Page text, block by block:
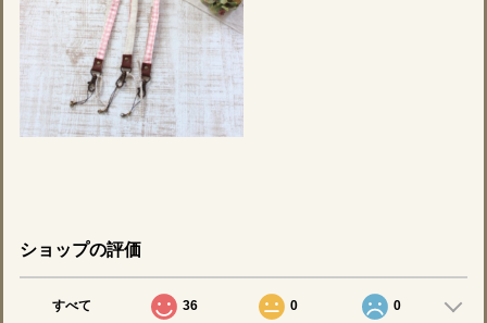
ショップの評価
すべて 36 0 0